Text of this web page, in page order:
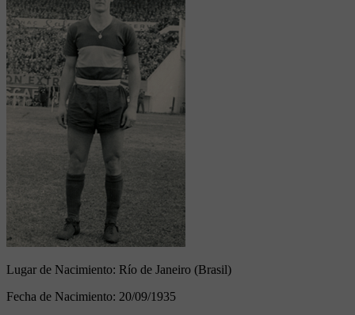
Lugar de Nacimiento: Río de Janeiro (Brasil)
Fecha de Nacimiento: 20/09/1935